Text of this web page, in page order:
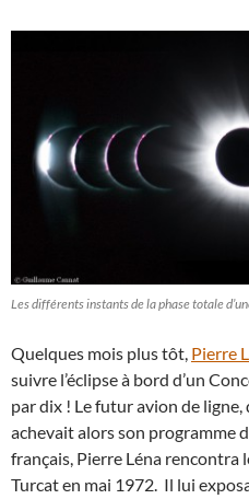
Les différents instants de la phase totale
Quelques mois plus tôt, Pierre
suivre l’éclipse à bord d’un
par dix ! Le futur avion de
achevait alors son programme
français, Pierre Léna
Turcat en mai 1972. Il lui